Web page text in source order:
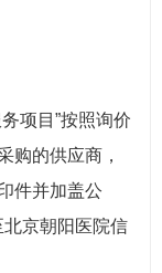
项目”按照询价
购的供应商，
件并加盖公
京朝阳医院信